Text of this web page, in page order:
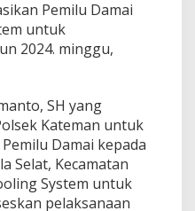
Pemilu Damai
untuk
2024. minggu,
SH yang
Kateman untuk
Damai kepada
Selat, Kecamatan
System untuk
pelaksanaan